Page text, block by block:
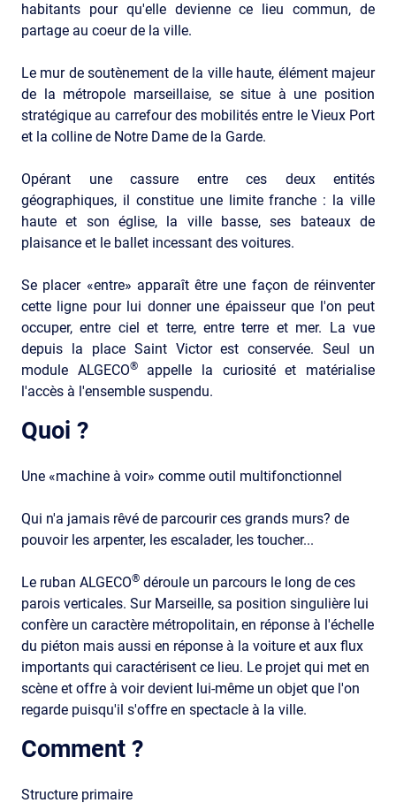
habitants pour qu'elle devienne ce lieu commun, de
partage au coeur de la ville.
Le mur de soutènement de la ville haute, élément majeur
de la métropole marseillaise, se situe à une position
stratégique au carrefour des mobilités entre le Vieux Port
et la colline de Notre Dame de la Garde.
Opérant une cassure entre ces deux entités
géographiques, il constitue une limite franche : la ville
haute et son église, la ville basse, ses bateaux de
plaisance et le ballet incessant des voitures.
Se placer «entre» apparaît être une façon de réinventer
cette ligne pour lui donner une épaisseur que l'on peut
occuper, entre ciel et terre, entre terre et mer. La vue
depuis la place Saint Victor est conservée. Seul un
module ALGECO®appelle la curiosité et matérialise
l'accès à l'ensemble suspendu.
Quoi ?
Une «machine à voir» comme outil multifonctionnel
Qui n'a jamais rêvé de parcourir ces grands murs? de
pouvoir les arpenter, les escalader, les toucher...
Le ruban ALGECO® déroule un parcours le long de ces
parois verticales. Sur Marseille, sa position singulière lui
confère un caractère métropolitain, en réponse à l'échelle
du piéton mais aussi en réponse à la voiture et aux flux
importants qui caractérisent ce lieu. Le projet qui met en
scène et offre à voir devient lui-même un objet que l'on
regarde puisqu'il s'offre en spectacle à la ville.
Comment ?
Structure primaire